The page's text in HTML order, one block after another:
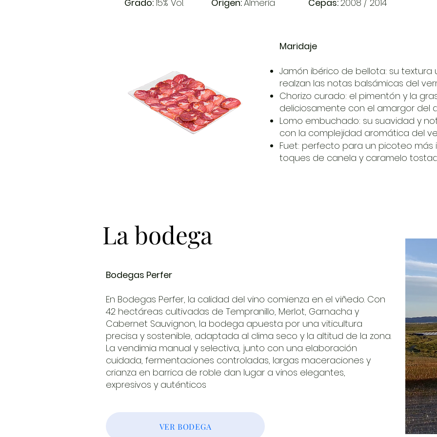
Grado:15% Vol. Origen:Almería Cepas:2008 / 2014
Maridaje
Jamón ibérico de bellota: su
realzan las notas balsámicas del
Chorizo curado: el pimentón y la
deliciosamente con el amargor del
Lomo embuchado: su suavidad y
con la complejidad aromática del
Fuet: perfecto para un picoteo más
toques de canela y caramelo
La bodega
La bodega
Bodegas Perfer
En Bodegas Perfer, la calidad del vino comienza en el viñedo. Con
42 hectáreas cultivadas de Tempranillo, Merlot, Garnacha y
Cabernet Sauvignon, la bodega apuesta por una viticultura
precisa y sostenible, adaptada al clima seco y la altitud de la zona.
La vendimia manual y selectiva, junto con una elaboración
cuidada, fermentaciones controladas, largas maceraciones y
crianza en barrica de roble dan lugar a vinos elegantes,
expresivos y auténticos
VER BODEGA